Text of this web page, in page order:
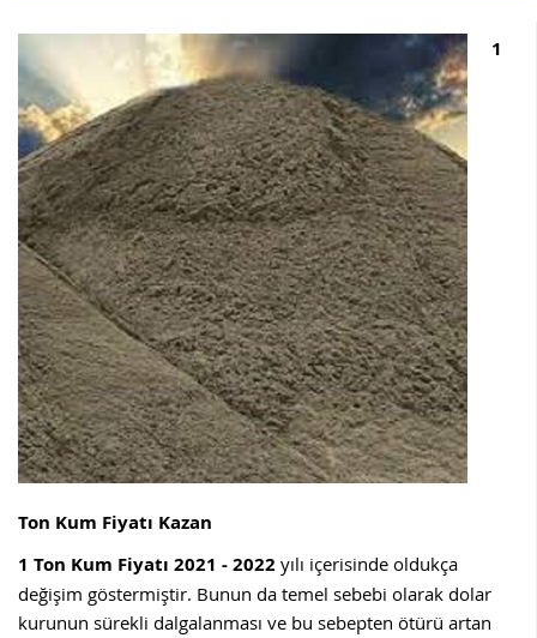
1
Ton Kum Fiyatı Kazan
1 Ton Kum Fiyatı 2021 - 2022 yılı içerisinde oldukça
değişim göstermiştir. Bunun da temel sebebi olarak dolar
kurunun sürekli dalgalanması ve bu sebepten ötürü artan